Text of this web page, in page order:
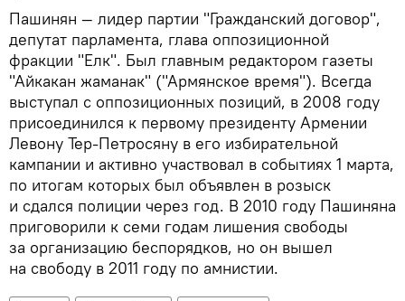
Пашинян — лидер партии "Гражданский договор",
депутат парламента, глава оппозиционной
фракции "Елк". Был главным редактором газеты
"Айкакан жаманак" ("Армянское время"). Всегда
выступал с оппозиционных позиций, в 2008 году
присоединился к первому президенту Армении
Левону Тер-Петросяну в его избирательной
кампании и активно участвовал в событиях 1 марта,
по итогам которых был объявлен в розыск
и сдался полиции через год. В 2010 году Пашиняна
приговорили к семи годам лишения свободы
за организацию беспорядков, но он вышел
на свободу в 2011 году по амнистии.